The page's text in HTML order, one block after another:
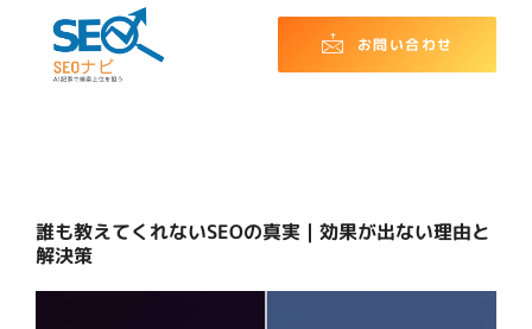
お問い合わせ
誰も教えてくれないSEOの真実｜効果が出ない理由と
解決策